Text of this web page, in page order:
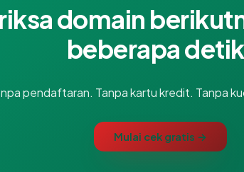
domain
beberapa
pendaftaran. Tanpa kartu kredit. Tanpa
Mulai cek gratis →